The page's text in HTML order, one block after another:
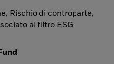
Rischio di controparte,
al filtro ESG